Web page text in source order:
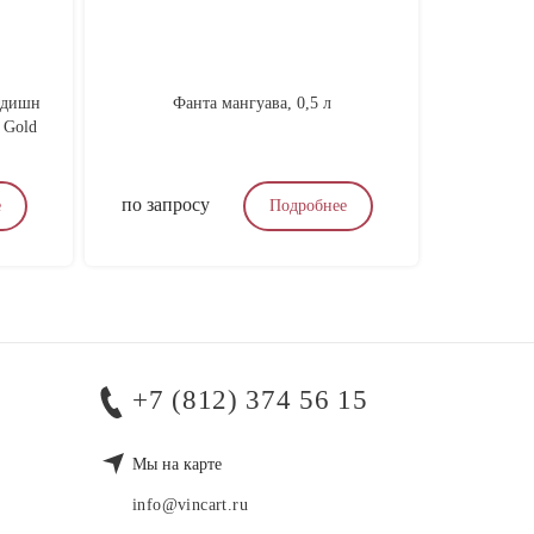
Gold
Фанта мангуава, 0,5 л
по запросу Подробнее
+7 (812) 374 56 15
Мы на карте
info@vincart.ru